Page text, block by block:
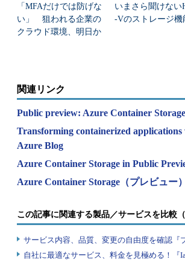
「MFAだけでは防げな
い」 狙われる企業の
クラウド環境、明日か
いまさら聞けない
-Vのストレージ機
関連リンク
Public preview: Azure Container Storage
Transforming containerized
Azure Blog
Azure Container Storage in Public
Azure Container Storage（プレビュー
この記事に関連する製品／サービスを比較
サービス内容、品質、変更の自由度を確認『
自社に最適なサービス、料金を見極める！『